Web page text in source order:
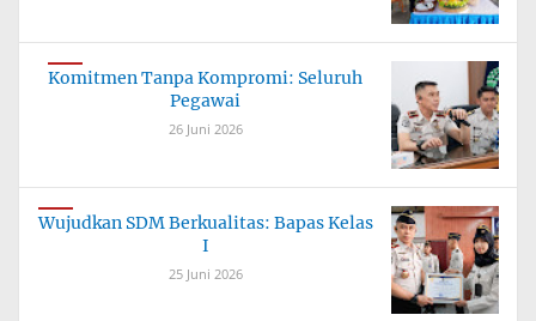
Komitmen Tanpa Kompromi: Seluruh
Pegawai
26 Juni 2026
Wujudkan SDM Berkualitas: Bapas Kelas
I
25 Juni 2026